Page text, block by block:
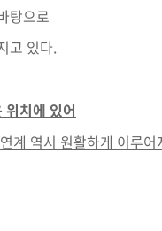
탕으로
고 있다.
치에 있어
계 역시 원활하게 이루어